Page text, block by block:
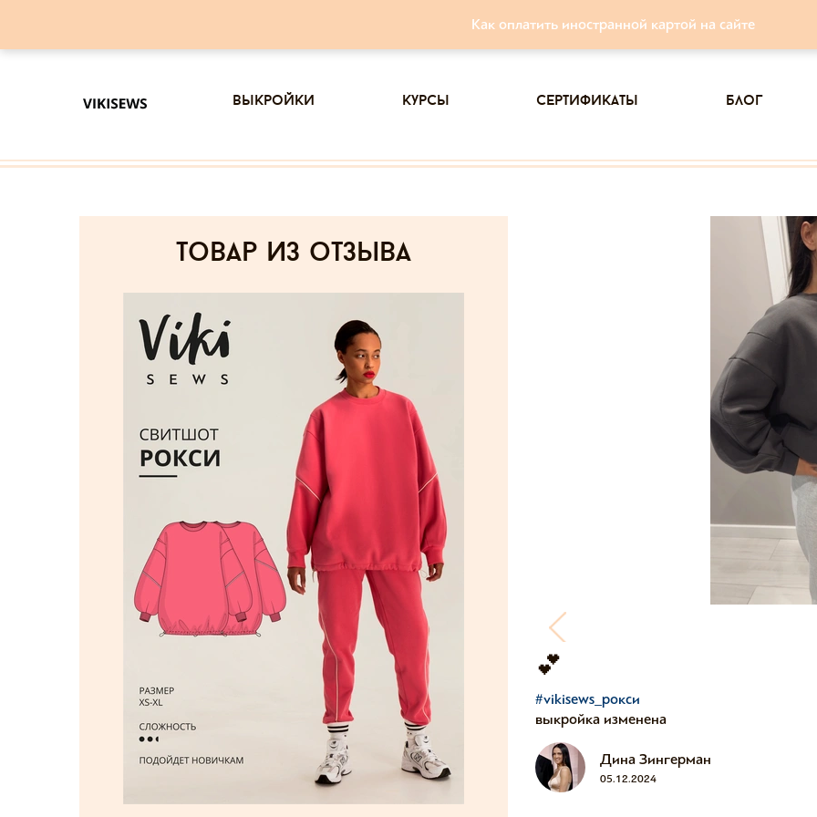
Как оплатить иностранной картой на сайте
выкройки курсы сертификаты блог
товар из отзыва
💕
#vikisews_рокси
выкройка изменена
Дина Зингерман
05.12.2024